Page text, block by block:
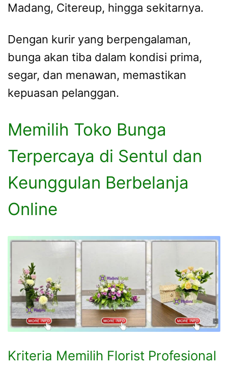
Madang, Citereup, hingga sekitarnya.
Dengan kurir yang berpengalaman,
bunga akan tiba dalam kondisi prima,
segar, dan menawan, memastikan
kepuasan pelanggan.
Memilih Toko Bunga
Terpercaya di Sentul dan
Keunggulan Berbelanja
Online
Kriteria Memilih Florist Profesional